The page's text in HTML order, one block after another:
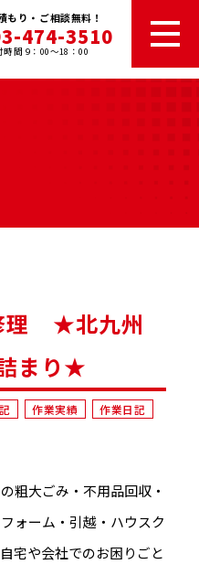
もり・ご相談無料！
474-3510
時間 9：00～18：00
理 ★北九州
まり★
作業実績
作業日記
粗大ごみ・不用品回収・
ォーム・引越・ハウスク
宅や会社でのお困りごと